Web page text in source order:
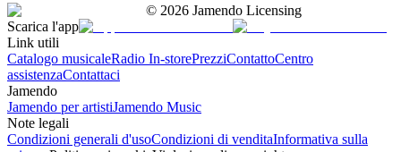
© 2026 Jamendo Licensing
Scarica l'app
Link utili
Catalogo musicaleRadio In-storePrezziContattoCentro
assistenzaContattaci
Jamendo
Jamendo per artistiJamendo Music
Note legali
Condizioni generali d'usoCondizioni di venditaInformativa sulla